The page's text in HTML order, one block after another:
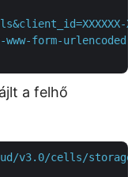
form-urlencoded"
a felhő
v3.0/cells/